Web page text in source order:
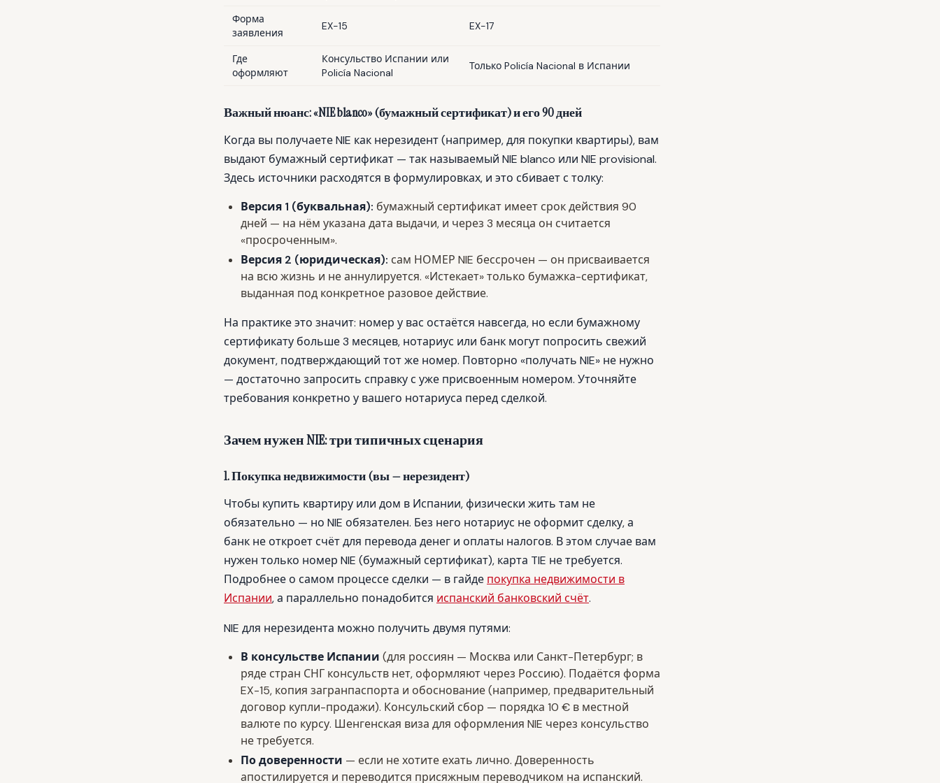
Форма
заявления
EX-15 EX-17
Где
оформляют
Консульство Испании или
Policía Nacional
Только Policía Nacional в Испании
Важный нюанс: «NIE blanco» (бумажный сертификат) и его 90 дней
Когда вы получаете NIE как нерезидент (например, для покупки квартиры), вам
выдают бумажный сертификат — так называемый NIE blanco или NIE provisional.
Здесь источники расходятся в формулировках, и это сбивает с толку:
Версия 1 (буквальная): бумажный сертификат имеет срок действия 90
дней — на нём указана дата выдачи, и через 3 месяца он считается
«просроченным».
Версия 2 (юридическая): сам НОМЕР NIE бессрочен — он присваивается
на всю жизнь и не аннулируется. «Истекает» только бумажка-сертификат,
выданная под конкретное разовое действие.
На практике это значит: номер у вас остаётся навсегда, но если бумажному
сертификату больше 3 месяцев, нотариус или банк могут попросить свежий
документ, подтверждающий тот же номер. Повторно «получать NIE» не нужно
— достаточно запросить справку с уже присвоенным номером. Уточняйте
требования конкретно у вашего нотариуса перед сделкой.
Зачем нужен NIE: три типичных сценария
1. Покупка недвижимости (вы — нерезидент)
Чтобы купить квартиру или дом в Испании, физически жить там не
обязательно — но NIE обязателен. Без него нотариус не оформит сделку, а
банк не откроет счёт для перевода денег и оплаты налогов. В этом случае вам
нужен только номер NIE (бумажный сертификат), карта TIE не требуется.
Подробнее о самом процессе сделки — в гайде покупка недвижимости в
Испании, а параллельно понадобится испанский банковский счёт.
NIE для нерезидента можно получить двумя путями:
В консульстве Испании (для россиян — Москва или Санкт-Петербург; в
ряде стран СНГ консульств нет, оформляют через Россию). Подаётся форма
EX-15, копия загранпаспорта и обоснование (например, предварительный
договор купли-продажи). Консульский сбор — порядка 10 € в местной
валюте по курсу. Шенгенская виза для оформления NIE через консульство
не требуется.
По доверенности — если не хотите ехать лично. Доверенность
апостилируется и переводится присяжным переводчиком на испанский.